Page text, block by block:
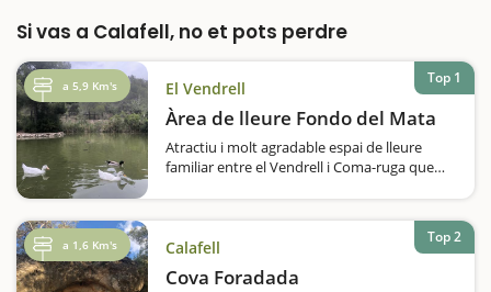
Si vas a Calafell, no et pots perdre
a 5,9 Km's El Vendrell
Àrea de lleure Fondo del Mata
Atractiu i molt agradable espai de lleure
familiar entre el Vendrell i Coma-ruga que
barbacoes, piques amb aixetes
d'aigua.L'espai compta amb zona de
Top 1
a 1,6 Km's Calafell
Cova Foradada
Top 2